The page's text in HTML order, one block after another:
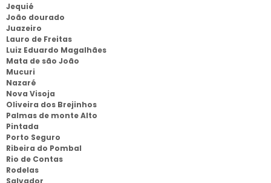
Jequié
João dourado
Juazeiro
Lauro de Freitas
Luiz Eduardo Magalhães
Mata de são João
Mucuri
Nazaré
Nova Visoja
Oliveira dos Brejinhos
Palmas de monte Alto
Pintada
Porto Seguro
Ribeira do Pombal
Rio de Contas
Rodelas
Salvador